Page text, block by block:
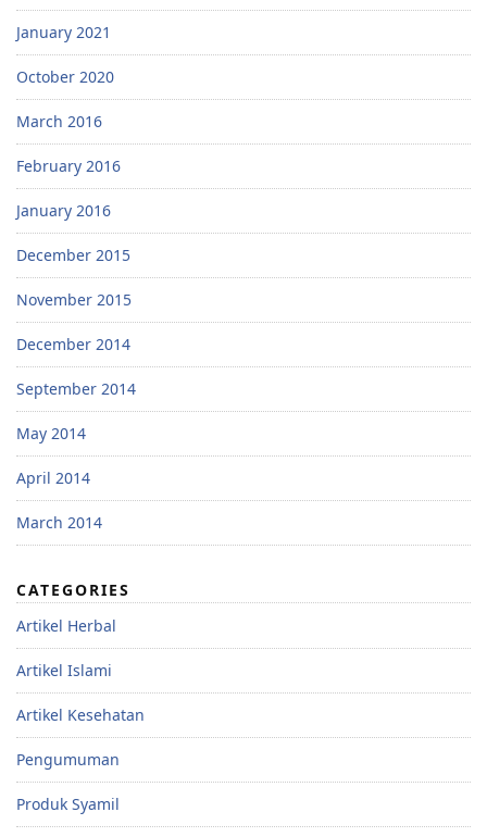
January 2021
October 2020
March 2016
February 2016
January 2016
December 2015
November 2015
December 2014
September 2014
May 2014
April 2014
March 2014
CATEGORIES
Artikel Herbal
Artikel Islami
Artikel Kesehatan
Pengumuman
Produk Syamil